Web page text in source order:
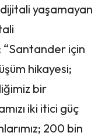
yaşamayan
“Santander için
hikayesi;
bir
iki itici güç
200 bin